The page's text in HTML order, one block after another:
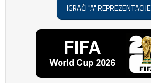
IGRAČI "A" REPREZENTACIJE